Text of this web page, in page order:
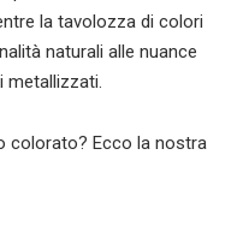
la tavolozza di colori
naturali alle nuance
metallizzati.
colorato? Ecco la nostra